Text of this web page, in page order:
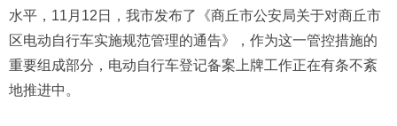
水平，11月12日，我市发布了《商丘市公安局关于对商丘市
区电动自行车实施规范管理的通告》，作为这一管控措施的
重要组成部分，电动自行车登记备案上牌工作正在有条不紊
地推进中。